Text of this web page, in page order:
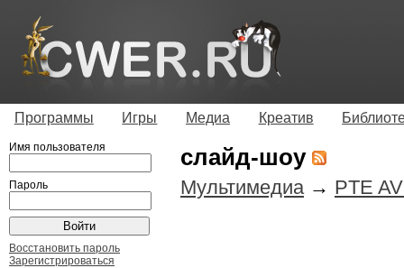
Программы Игры Медиа Креатив
слайд-шоу
Мультимедиа → PTE
Имя пользователя
Пароль
Восстановить пароль
Зарегистрироваться